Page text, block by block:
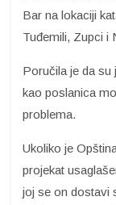
Bar na lokaciji
Tuđemili, Zupci i
Poručila je da su
kao poslanica
problema.
Ukoliko je
projekat
joj se on dostavi